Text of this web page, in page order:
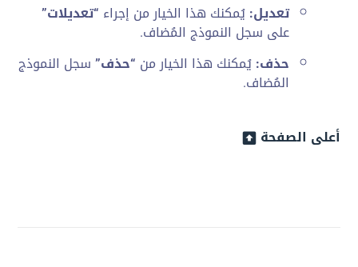
تعديل:يُمكنك هذا الخيار من إجراء “تعديلات”
على سجل النموذج المُضاف.
حذف:يُمكنك هذا الخيار من “حذف”سجل النموذج
المُضاف.
أعلى الصفحة